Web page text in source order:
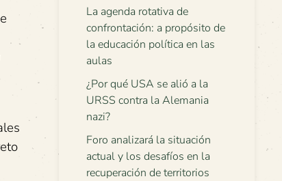
La agenda rotativa de
confrontación: a propósito de
la educación política en las
aulas
¿Por qué USA se alió a la
URSS contra la Alemania
nazi?
Foro analizará la situación
actual y los desafíos en la
recuperación de territorios